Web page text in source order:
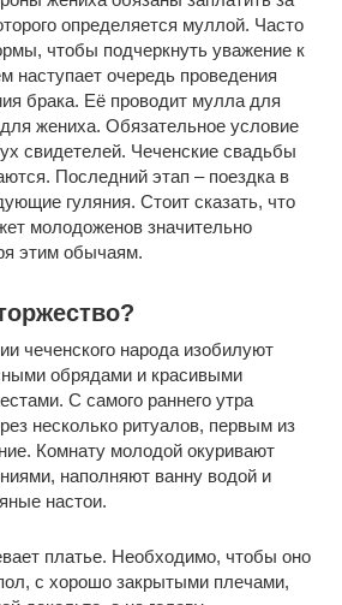
определяется муллой. Часто
чтобы подчеркнуть уважение к
наступает очередь проведения
брака. Её проводит мулла для
жениха. Обязательное условие
свидетелей. Чеченские свадьбы
Последний этап – поездка в
гуляния. Стоит сказать, что
молодоженов значительно
этим обычаям.
чеченского народа изобилуют
обрядами и красивыми
С самого раннего утра
несколько ритуалов, первым из
Комнату молодой окуривают
наполняют ванну водой и
настои.
платье. Необходимо, чтобы оно
с хорошо закрытыми плечами,